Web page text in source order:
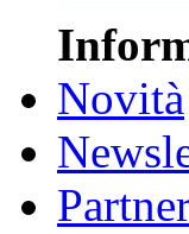
Novità